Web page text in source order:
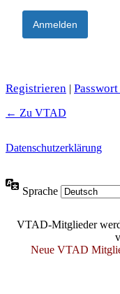
Registrieren |
← Zu VTAD
Datenschutzerklärung
Sprache
VTAD-Mitglieder
Neue VTAD